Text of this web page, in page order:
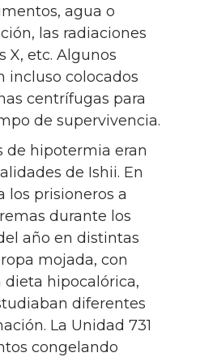
agua o
las radiaciones
X, etc. Algunos
incluso colocados
centrífugas para
de supervivencia.
de hipotermia eran
de Ishii. En
los prisioneros a
durante los
año en distintas
mojada, con
hipocalórica,
diferentes
La Unidad 731
congelando